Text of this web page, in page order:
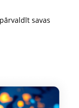
savas